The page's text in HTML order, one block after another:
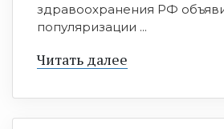
здравоохранения РФ
популяризации ...
Читать далее